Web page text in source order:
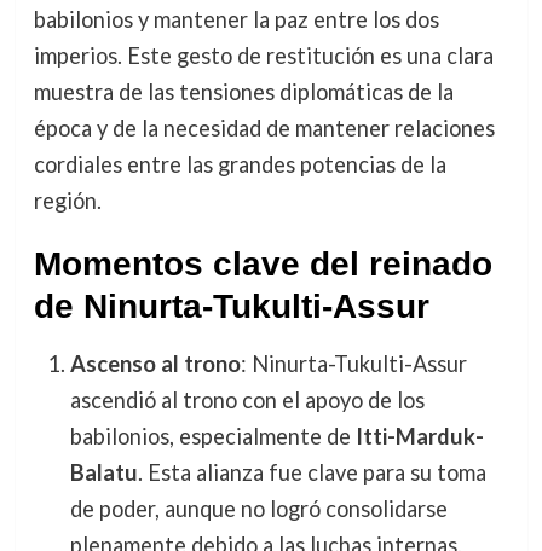
babilonios y mantener la paz entre los dos
imperios. Este gesto de restitución es una clara
muestra de las tensiones diplomáticas de la
época y de la necesidad de mantener relaciones
cordiales entre las grandes potencias de la
región.
Momentos clave del reinado
de Ninurta-Tukulti-Assur
Ascenso al trono: Ninurta-Tukulti-Assur
ascendió al trono con el apoyo de los
babilonios, especialmente de Itti-Marduk-
Balatu. Esta alianza fue clave para su toma
de poder, aunque no logró consolidarse
plenamente debido a las luchas internas.